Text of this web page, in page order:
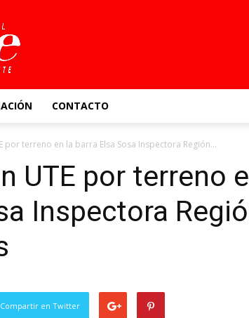
CONTACTO
por terreno en la barra Elsa Sosa Inspectora Región...
UTE por terreno
Inspectora
Compartir en Twitter